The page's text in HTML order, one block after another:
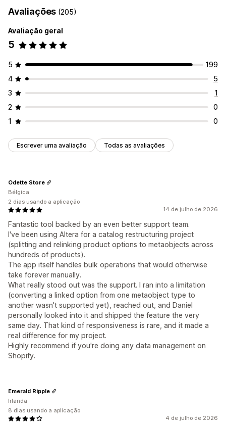
Avaliações (205)
Avaliação geral
5
5
199
4
5
3
1
2
0
1
0
Escrever uma avaliação Todas as avaliações
14 de julho de 2026
Fantastic tool backed by an even better support team.
I've been using Altera for a catalog restructuring project
(splitting and relinking product options to metaobjects across
hundreds of products).
The app itself handles bulk operations that would otherwise
take forever manually.
What really stood out was the support. I ran into a limitation
(converting a linked option from one metaobject type to
another wasn't supported yet), reached out, and Daniel
personally looked into it and shipped the feature the very
same day. That kind of responsiveness is rare, and it made a
real difference for my project.
Highly recommend if you're doing any data management on
Shopify.
Odette Store
Bélgica
2 dias usando a aplicação
4 de julho de 2026
Emerald Ripple
Irlanda
8 dias usando a aplicação